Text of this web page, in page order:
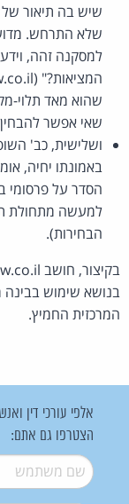
שיש בה תיאור של
שלא התרחש.
למסקנה זהה,
שהוא מאד תלוי-
שאי אפשר להבחין
ושלישית, כב'
הסדר על פרסומי
הבחירות).
בנושא שימוש בבינה
המרכזית החמיץ.
אלפי עורכי דין
הצטרפו גם אתם:
שם משתמש*